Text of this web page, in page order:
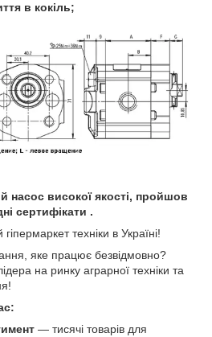
в кокіль;
насос високої якості, пройшов
сертифікати .
техніки в Україні!
яке працює безвідмовно?
на ринку аграрної техніки та
— тисячі товарів для